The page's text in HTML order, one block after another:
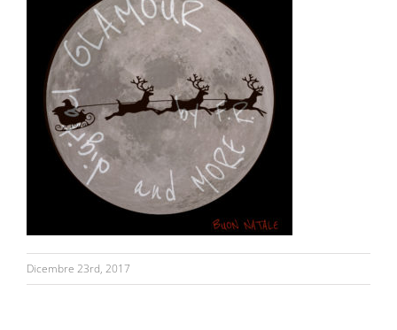
Dicembre 23rd, 2017